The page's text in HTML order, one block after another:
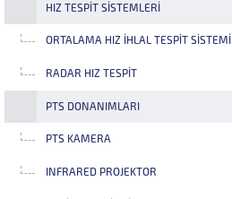
HIZ TESPIT SISTEMLERI
ORTALAMA HIZ İHLAL TESPIT SISTEMI
RADAR HIZ TESPIT
PTS DONANIMLARI
PTS KAMERA
INFRARED PROJEKTOR